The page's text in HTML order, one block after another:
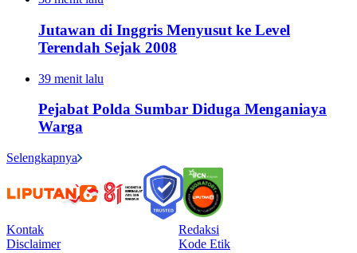
Jutawan di Inggris Menyusut ke Level
Terendah Sejak 2008
39 menit lalu
Pejabat Polda Sumbar Diduga Menganiaya
Warga
Selengkapnya
Kontak
Redaksi
Disclaimer
Kode Etik